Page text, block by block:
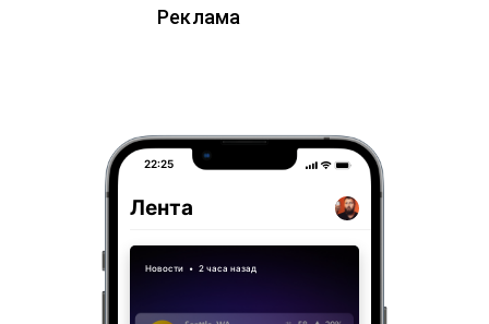
Реклама
22:25
Лента
Новости • 2 часа назад